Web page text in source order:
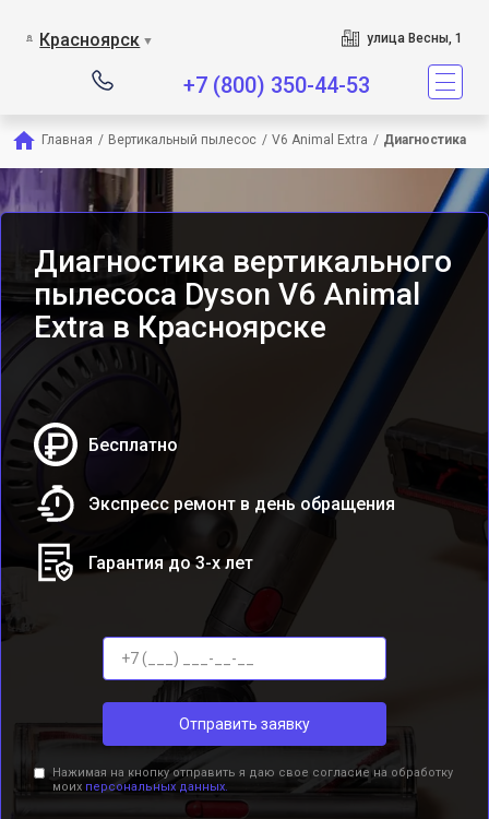
Красноярск ▼ улица Весны, 1
+7 (800) 350-44-53
Главная / Вертикальный пылесос / V6 Animal Extra / Диагностика
Диагностика вертикального
пылесоса Dyson V6 Animal
Extra в Красноярске
Бесплатно
Экспресс ремонт в день обращения
Гарантия до 3-х лет
Отправить заявку
Нажимая на кнопку отправить я даю свое согласие на обработку
моих персональных данных.